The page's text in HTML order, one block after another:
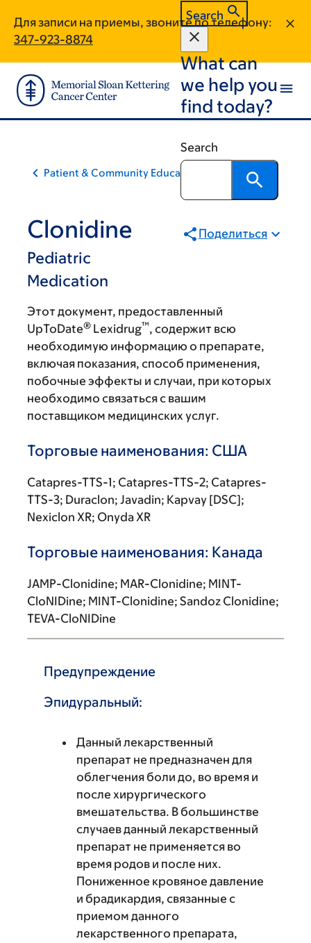
main
content
footer
Для записи на приемы, звоните по телефону:
347-923-8874
Search
What can
we help you
find today?
Search
Patient & Community Education
Clonidine
Pediatric
Medication
Поделиться
Этот документ, предоставленный
UpToDate® Lexidrug™, содержит всю
необходимую информацию о препарате,
включая показания, способ применения,
побочные эффекты и случаи, при которых
необходимо связаться с вашим
поставщиком медицинских услуг.
Торговые наименования: США
Catapres-TTS-1; Catapres-TTS-2; Catapres-
TTS-3; Duraclon; Javadin; Kapvay [DSC];
Nexiclon XR; Onyda XR
Торговые наименования: Канада
JAMP-Clonidine; MAR-Clonidine; MINT-
CloNIDine; MINT-Clonidine; Sandoz Clonidine;
TEVA-CloNIDine
Предупреждение
Эпидуральный:
Данный лекарственный
препарат не предназначен для
облегчения боли до, во время и
после хирургического
вмешательства. В большинстве
случаев данный лекарственный
препарат не применяется во
время родов и после них.
Пониженное кровяное давление
и брадикардия, связанные с
приемом данного
лекарственного препарата,